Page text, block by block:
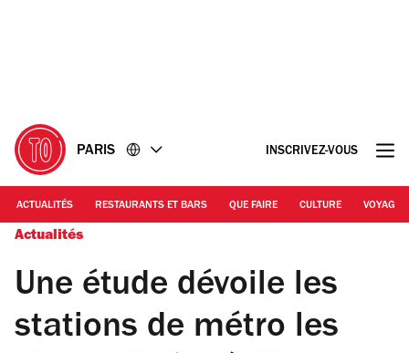
PARIS INSCRIVEZ-VOUS
ACTUALITÉS RESTAURANTS ET BARS QUE FAIRE CULTURE VOYAGE
Actualités
Une étude dévoile les
stations de métro les